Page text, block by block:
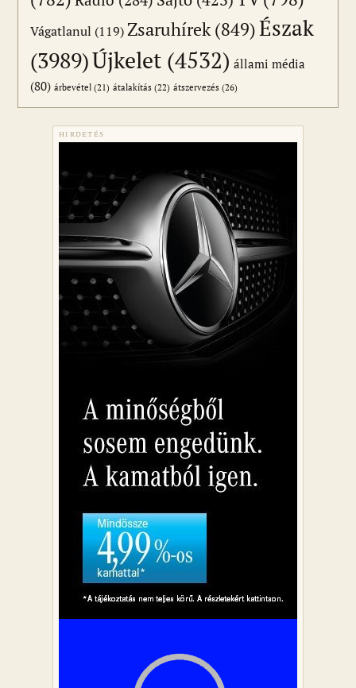
Vágatlanul (119) Zsaruhírek (849)Észak
(3989)Újkelet (4532) állami média
(80) árbevétel (21) átalakítás (22) átszervezés (26)
HIRDETÉS